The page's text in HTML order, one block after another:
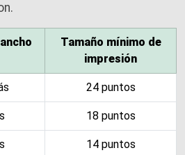
Tamaño mínimo de
impresión
24 puntos
18 puntos
14 puntos